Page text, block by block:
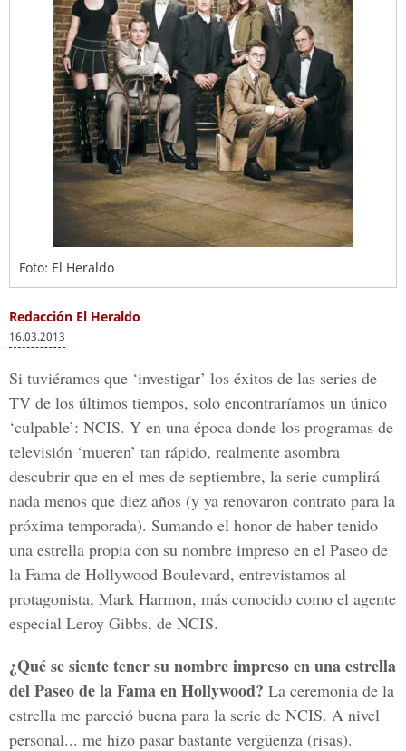
Foto: El Heraldo
Redacción El Heraldo
16.03.2013
Si tuviéramos que ‘investigar’ los éxitos de las series de
TV de los últimos tiempos, solo encontraríamos un único
‘culpable’: NCIS. Y en una época donde los programas de
televisión ‘mueren’ tan rápido, realmente asombra
descubrir que en el mes de septiembre, la serie cumplirá
nada menos que diez años (y ya renovaron contrato para la
próxima temporada). Sumando el honor de haber tenido
una estrella propia con su nombre impreso en el Paseo de
la Fama de Hollywood Boulevard, entrevistamos al
protagonista, Mark Harmon, más conocido como el agente
especial Leroy Gibbs, de NCIS.
¿Qué se siente tener su nombre impreso en una estrella
del Paseo de la Fama en Hollywood? La ceremonia de la
estrella me pareció buena para la serie de NCIS. A nivel
personal... me hizo pasar bastante vergüenza (risas).